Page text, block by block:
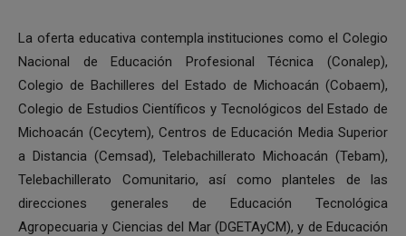
La oferta educativa contempla instituciones como el Colegio
Nacional de Educación Profesional Técnica (Conalep),
Colegio de Bachilleres del Estado de Michoacán (Cobaem),
Colegio de Estudios Científicos y Tecnológicos del Estado de
Michoacán (Cecytem), Centros de Educación Media Superior
a Distancia (Cemsad), Telebachillerato Michoacán (Tebam),
Telebachillerato Comunitario, así como planteles de las
direcciones generales de Educación Tecnológica
Agropecuaria y Ciencias del Mar (DGETAyCM), y de Educación